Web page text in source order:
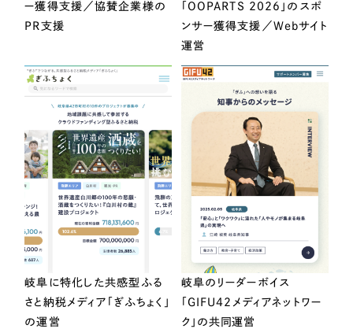
ー獲得支援／協賛企業様の
PR支援
「OOPARTS 2026」のスポ
ンサー獲得支援／Webサイト
運営
岐阜に特化した共感型ふる
さと納税メディア「ぎふちょく」
の運営
岐阜のリーダーボイス
「GIFU42メディアネットワー
ク」の共同運営